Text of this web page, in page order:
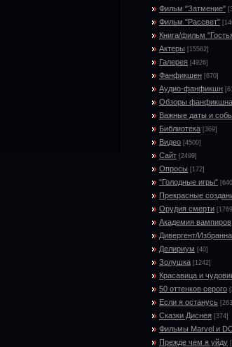
Фильм "Затмение"
Фильм "Рассвет"
Книга/фильм
Актеры [15562]
Галерея [4926]
Фанфикшен [670]
Аудио-фанфикшн
Обзоры фанфикшна
Важные даты и
Библиотека [369]
Видео [4500]
Сайт [2499]
Опросы [172]
"Голодные игры"
Прекрасные
Орудия смерти
Академия вампиров
Дивергент/
Делириум [40]
Золушка [1242]
Красавица и
50 оттенков серого
Если я останусь
Сказки Диснея [374]
Фильмы Marvel и
Прежде чем я уйду